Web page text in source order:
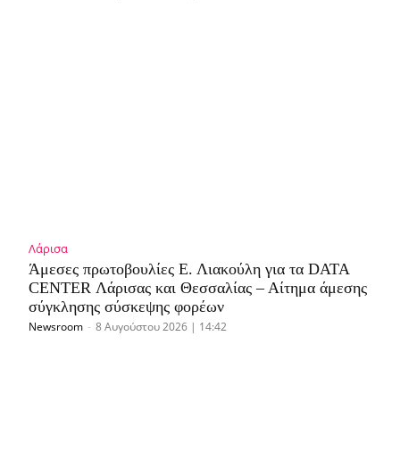
Λάρισα
Άμεσες πρωτοβουλίες Ε. Λιακούλη για τα DATA
CENTER Λάρισας και Θεσσαλίας – Αίτημα άμεσης
σύγκλησης σύσκεψης φορέων
Newsroom - 8 Αυγούστου 2026 | 14:42